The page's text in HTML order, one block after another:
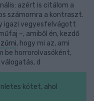
azért is citálom a
számomra a kontraszt.
igazi vegyesfelvágott
–, amiből én, kezdő
, hogy mi az, ami
be horrorolvasóként,
d
kötet, ahol